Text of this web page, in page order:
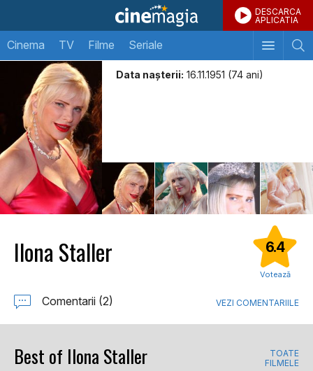
DESCARCA
APLICATIA
Cinema TV Filme Seriale
Data naşterii: 16.11.1951 (74 ani)
Ilona Staller 6.4
Votează
Comentarii (2) VEZI COMENTARIILE
Best of Ilona Staller
TOATE
FILMELE